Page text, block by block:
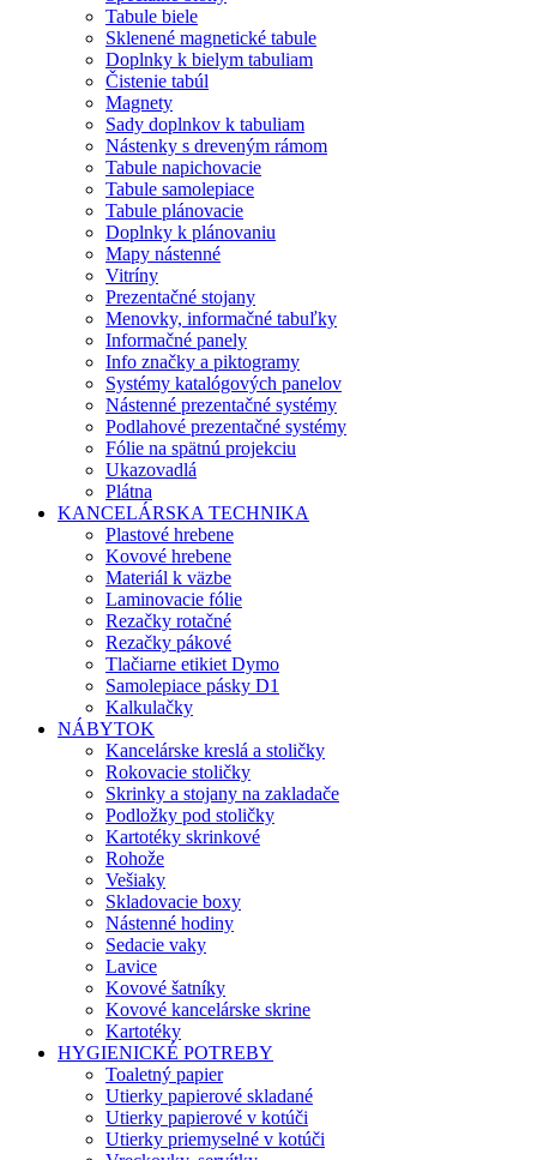
Tabule biele
Sklenené magnetické tabule
Doplnky k bielym tabuliam
Čistenie tabúl
Magnety
Sady doplnkov k tabuliam
Nástenky s dreveným rámom
Tabule napichovacie
Tabule samolepiace
Tabule plánovacie
Doplnky k plánovaniu
Mapy nástenné
Vitríny
Prezentačné stojany
Menovky, informačné tabuľky
Informačné panely
Info značky a piktogramy
Systémy katalógových panelov
Nástenné prezentačné systémy
Podlahové prezentačné systémy
Fólie na spätnú projekciu
Ukazovadlá
Plátna
KANCELÁRSKA TECHNIKA
Plastové hrebene
Kovové hrebene
Materiál k väzbe
Laminovacie fólie
Rezačky rotačné
Rezačky pákové
Tlačiarne etikiet Dymo
Samolepiace pásky D1
Kalkulačky
NÁBYTOK
Kancelárske kreslá a stoličky
Rokovacie stoličky
Skrinky a stojany na zakladače
Podložky pod stoličky
Kartotéky skrinkové
Rohože
Vešiaky
Skladovacie boxy
Nástenné hodiny
Sedacie vaky
Lavice
Kovové šatníky
Kovové kancelárske skrine
Kartotéky
HYGIENICKÉ POTREBY
Toaletný papier
Utierky papierové skladané
Utierky papierové v kotúči
Utierky priemyselné v kotúči